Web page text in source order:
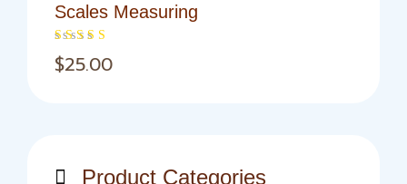
was: is:
Scales Measuring
Rated4.00
$25.00
Product Categories